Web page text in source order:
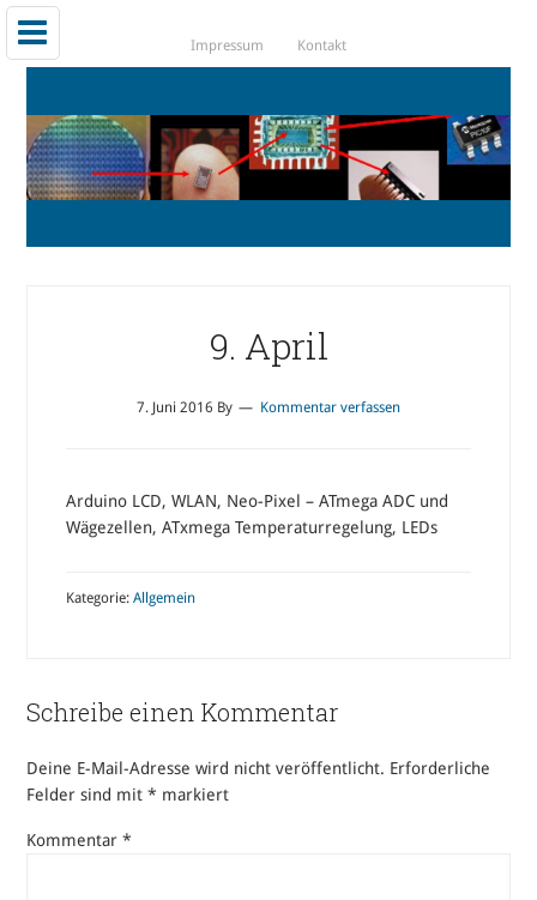
Impressum Kontakt
9. April
7. Juni 2016 By Kommentar verfassen
Arduino LCD, WLAN, Neo-Pixel – ATmega ADC und
Wägezellen, ATxmega Temperaturregelung, LEDs
Kategorie:Allgemein
Schreibe einen Kommentar
Deine E-Mail-Adresse wird nicht veröffentlicht. Erforderliche
Felder sind mit* markiert
Kommentar*